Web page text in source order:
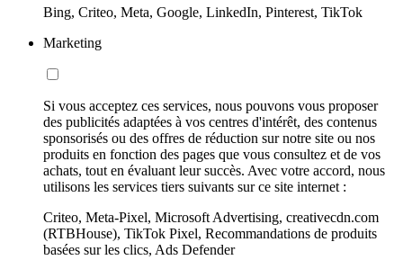
Bing, Criteo, Meta, Google, LinkedIn, Pinterest, TikTok
Marketing
Si vous acceptez ces services, nous pouvons vous proposer
des publicités adaptées à vos centres d'intérêt, des contenus
sponsorisés ou des offres de réduction sur notre site ou nos
produits en fonction des pages que vous consultez et de vos
achats, tout en évaluant leur succès. Avec votre accord, nous
utilisons les services tiers suivants sur ce site internet :
Criteo, Meta-Pixel, Microsoft Advertising, creativecdn.com
(RTBHouse), TikTok Pixel, Recommandations de produits
basées sur les clics, Ads Defender